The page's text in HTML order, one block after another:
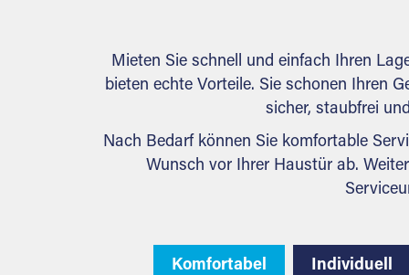
Mieten Sie schnell und einfach Ihren
bieten echte Vorteile. Sie schonen Ihren
sicher, staubfrei
Nach Bedarf können Sie komfortable
Wunsch vor Ihrer Haustür ab.
Komfortabel Individuell